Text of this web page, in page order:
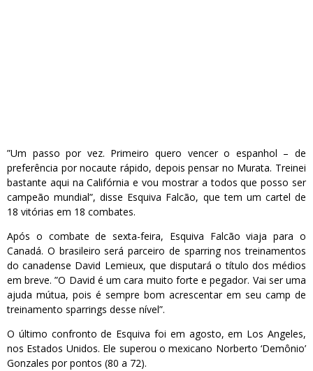
”Um passo por vez. Primeiro quero vencer o espanhol – de
preferência por nocaute rápido, depois pensar no Murata. Treinei
bastante aqui na Califórnia e vou mostrar a todos que posso ser
campeão mundial”, disse Esquiva Falcão, que tem um cartel de
18 vitórias em 18 combates.
Após o combate de sexta-feira, Esquiva Falcão viaja para o
Canadá. O brasileiro será parceiro de sparring nos treinamentos
do canadense David Lemieux, que disputará o título dos médios
em breve. ”O David é um cara muito forte e pegador. Vai ser uma
ajuda mútua, pois é sempre bom acrescentar em seu camp de
treinamento sparrings desse nível”.
O último confronto de Esquiva foi em agosto, em Los Angeles,
nos Estados Unidos. Ele superou o mexicano Norberto ‘Demônio’
Gonzales por pontos (80 a 72).